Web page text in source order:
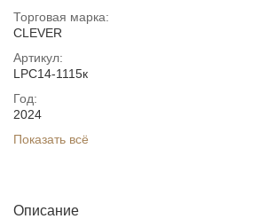
Торговая марка:
CLEVER
Артикул:
LPC14-1115к
Год:
2024
Показать всё
Описание